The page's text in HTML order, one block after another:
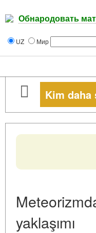
Обнародовать
UZ Мир
Kim daha
yaklaşımı